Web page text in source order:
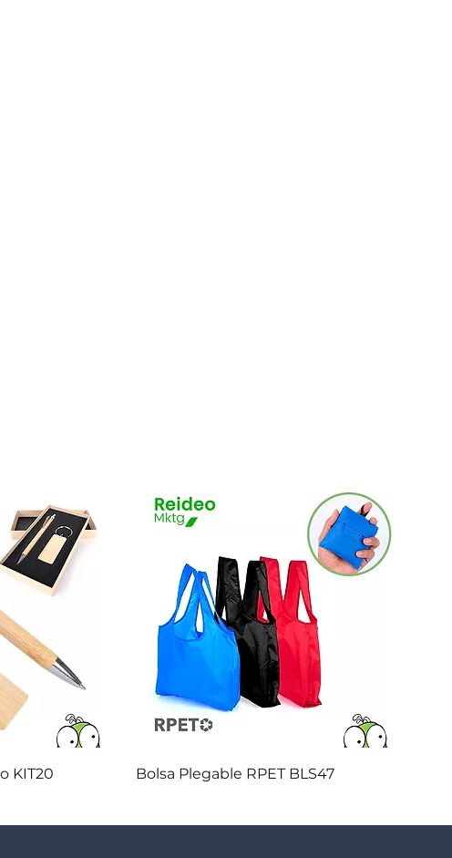
KIT20 Vista rápida
Bolsa Plegable RPET BLS47